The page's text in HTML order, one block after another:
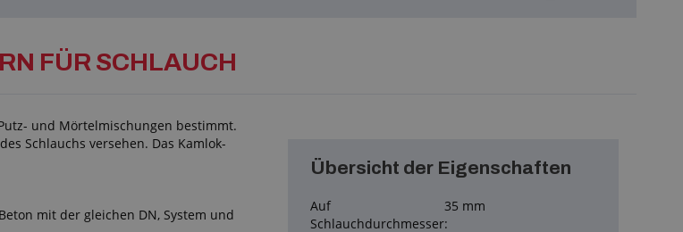
FÜR SCHLAUCH
und Mörtelmischungen bestimmt.
Schlauchs versehen. Das Kamlok-
mit der gleichen DN, System und
Übersicht der Eigenschaften
Auf
Schlauchdurchmesser:
35 mm